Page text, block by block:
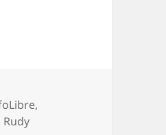
,
Rudy